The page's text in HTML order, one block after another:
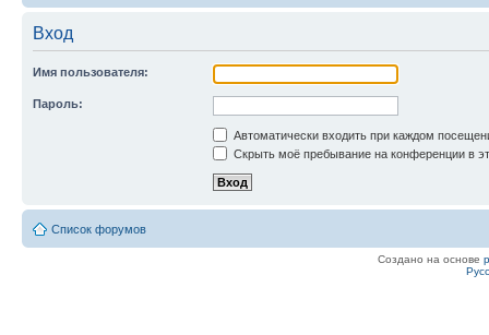
Вход
Имя пользователя:
Пароль:
Автоматически входить при каждом
Скрыть моё пребывание на конференции в
Список форумов
Создано на основе